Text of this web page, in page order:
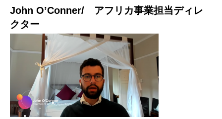
John O’Conner/ アフリカ事業担当ディレ
クター